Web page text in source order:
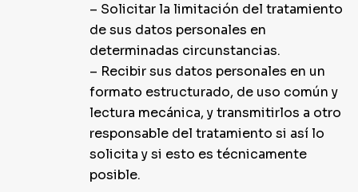
– Solicitar la limitación del tratamiento
de sus datos personales en
determinadas circunstancias.
– Recibir sus datos personales en un
formato estructurado, de uso común y
lectura mecánica, y transmitirlos a otro
responsable del tratamiento si así lo
solicita y si esto es técnicamente
posible.